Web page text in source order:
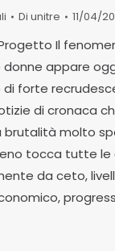
Di unitre 11/04/
Il
donne appare
forte
di cronaca
brutalità molto
tocca tutte le
da ceto,